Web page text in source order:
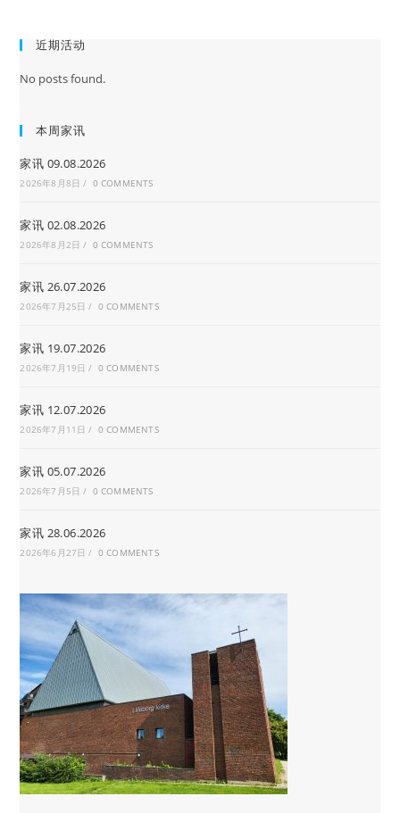
近期活动
No posts found.
本周家讯
家讯 09.08.2026
2026年8月8日 / 0 COMMENTS
家讯 02.08.2026
2026年8月2日 / 0 COMMENTS
家讯 26.07.2026
2026年7月25日 / 0 COMMENTS
家讯 19.07.2026
2026年7月19日 / 0 COMMENTS
家讯 12.07.2026
2026年7月11日 / 0 COMMENTS
家讯 05.07.2026
2026年7月5日 / 0 COMMENTS
家讯 28.06.2026
2026年6月27日 / 0 COMMENTS